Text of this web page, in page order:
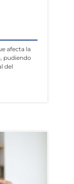
afecta la
pudiendo
del